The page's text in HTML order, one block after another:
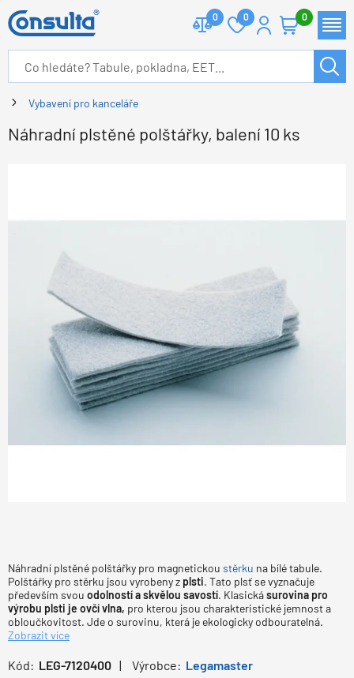
0 0 0
Vybavení pro kanceláře
Náhradní plstěné polštářky, balení 10 ks
Náhradní plstěné polštářky pro magnetickou stěrku na bílé tabule.
Polštářky pro stěrku jsou vyrobeny z plsti. Tato plsť se vyznačuje
především svou odolností a skvělou savostí. Klasickásurovina pro
výrobu plsti je ovčí vlna, pro kterou jsou charakteristické jemnost a
obloučkovitost. Jde o surovinu, která je ekologicky odbouratelná.
Zobrazit více
Kód: LEG-7120400 Výrobce: Legamaster